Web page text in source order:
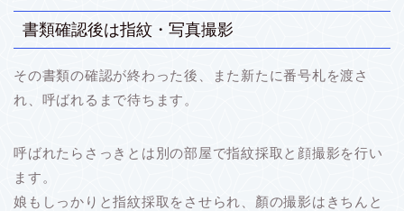
書類確認後は指紋・写真撮影
その書類の確認が終わった後、また新たに番号札を渡さ
れ、呼ばれるまで待ちます。
呼ばれたらさっきとは別の部屋で指紋採取と顔撮影を行い
ます。
娘もしっかりと指紋採取をさせられ、顏の撮影はきちんと